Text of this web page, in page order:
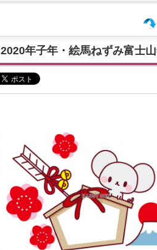
2020年子年・絵馬ねずみ富士